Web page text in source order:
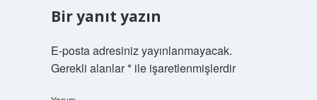
Bir yanıt yazın
E-posta adresiniz yayınlanmayacak.
Gerekli alanlar*ile işaretlenmişlerdir